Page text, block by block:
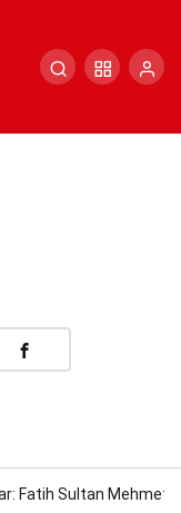
Fatih Sultan
Sultan
Atatürk’e..